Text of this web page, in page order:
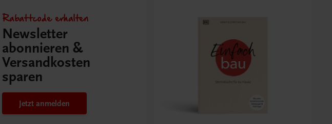
Rabattcode erhalten
Newsletter
abonnieren &
Versandkosten
sparen
Jetzt anmelden